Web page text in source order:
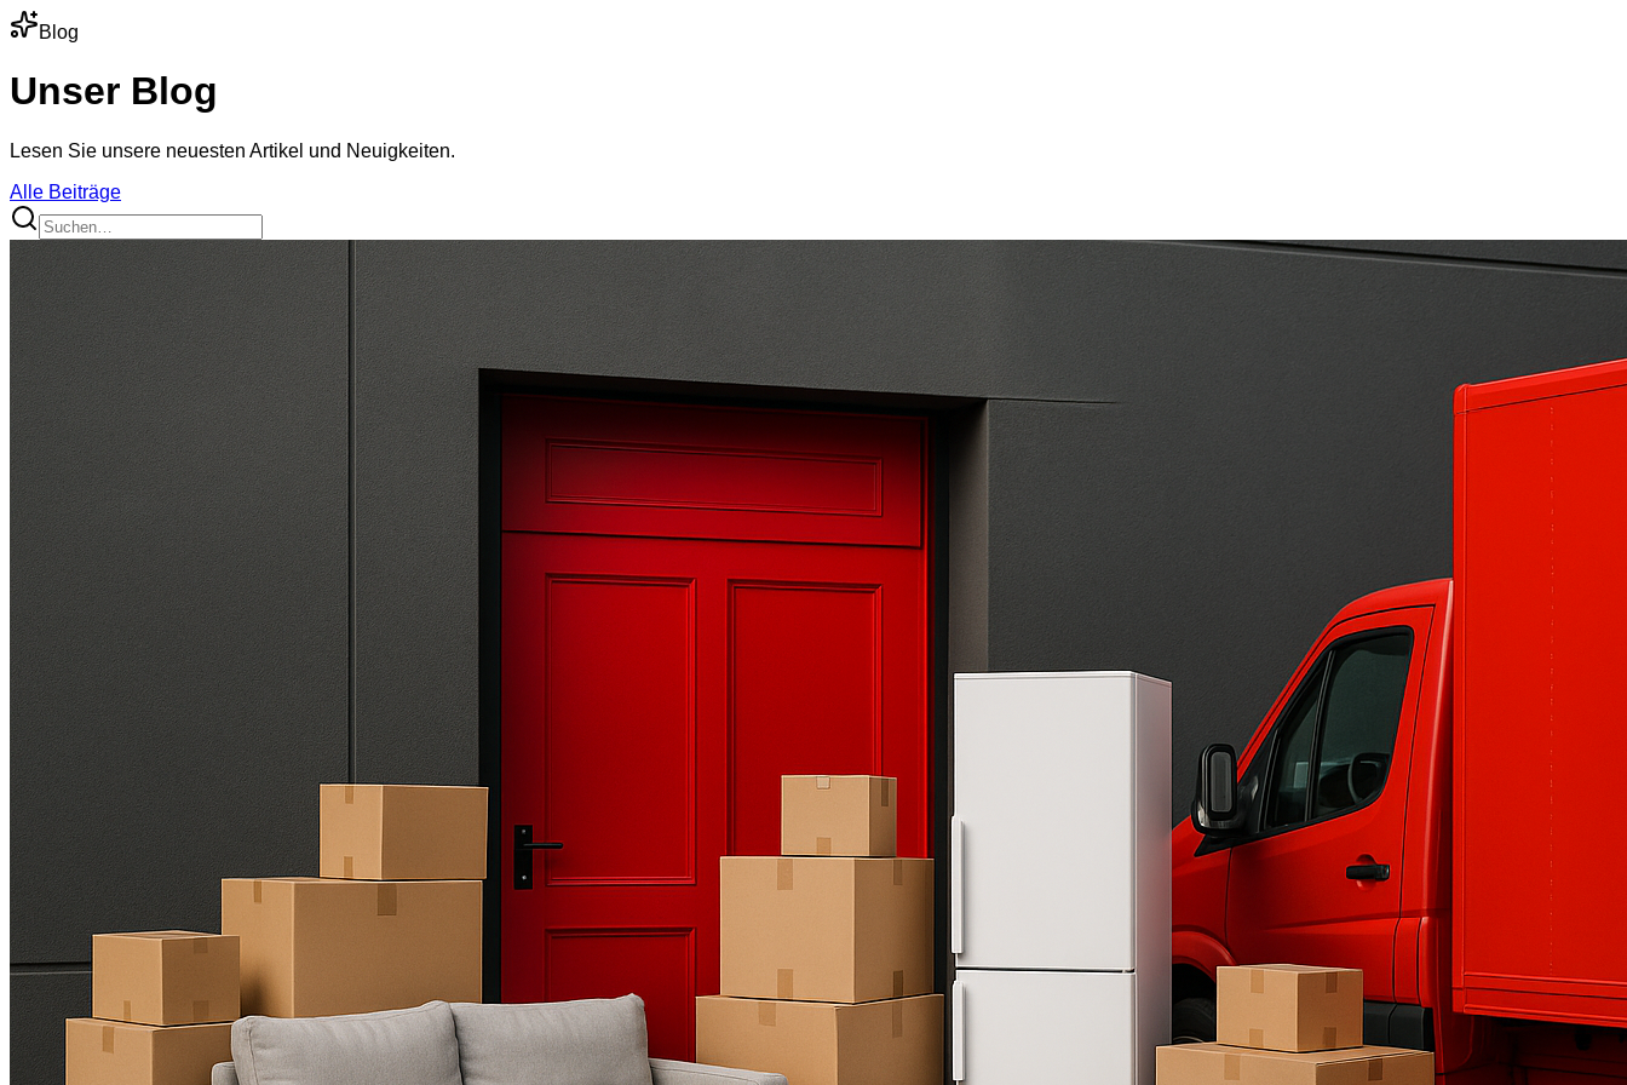
Blog
Unser Blog
Lesen Sie unsere neuesten Artikel und Neuigkeiten.
Alle Beiträge